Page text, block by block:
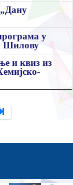
у
Шилову
и квиз из